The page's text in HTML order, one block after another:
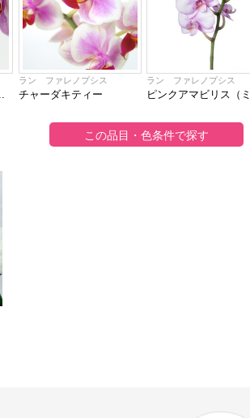
ラン ファレノプシス
チャーダキティー
ラン ファレノプシス
ピンクアマビリス（ミ